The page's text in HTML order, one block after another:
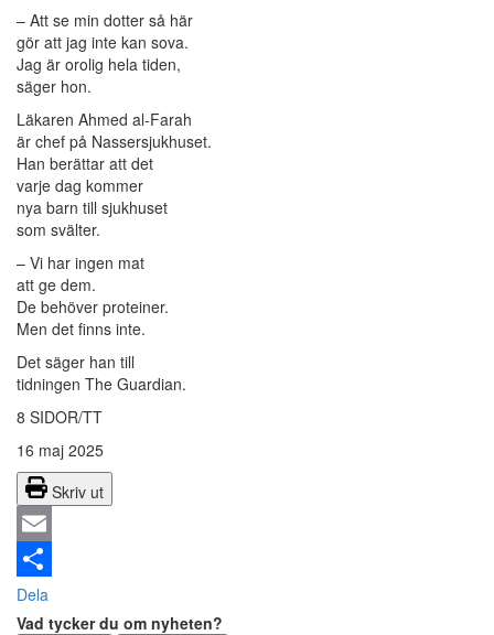
– Att se min dotter så här
gör att jag inte kan sova.
Jag är orolig hela tiden,
säger hon.
Läkaren Ahmed al-Farah
är chef på Nassersjukhuset.
Han berättar att det
varje dag kommer
nya barn till sjukhuset
som svälter.
– Vi har ingen mat
att ge dem.
De behöver proteiner.
Men det finns inte.
Det säger han till
tidningen The Guardian.
8 SIDOR/TT
16 maj 2025
Skriv ut
Email
Dela
Vad tycker du om nyheten?